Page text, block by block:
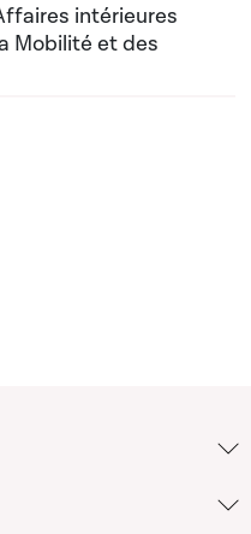
intérieures
Mobilité et des